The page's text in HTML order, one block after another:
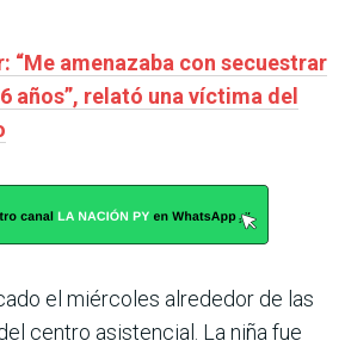
“Me amenazaba con secuestrar
años”, relató una víctima del
el miércoles alrededor de las
centro asistencial. La niña fue